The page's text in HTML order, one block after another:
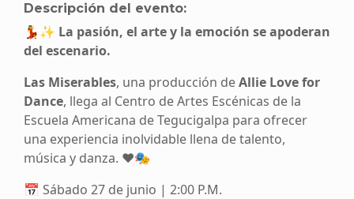
Descripción del evento:
💃✨ La pasión, el arte y la emoción se apoderan
del escenario.
Las Miserables, una producción deAllie Love for
Dance, llega al Centro de Artes Escénicas de la
Escuela Americana de Tegucigalpa para ofrecer
una experiencia inolvidable llena de talento,
música y danza. ❤️🎭
📅 Sábado 27 de junio | 2:00 P.M.